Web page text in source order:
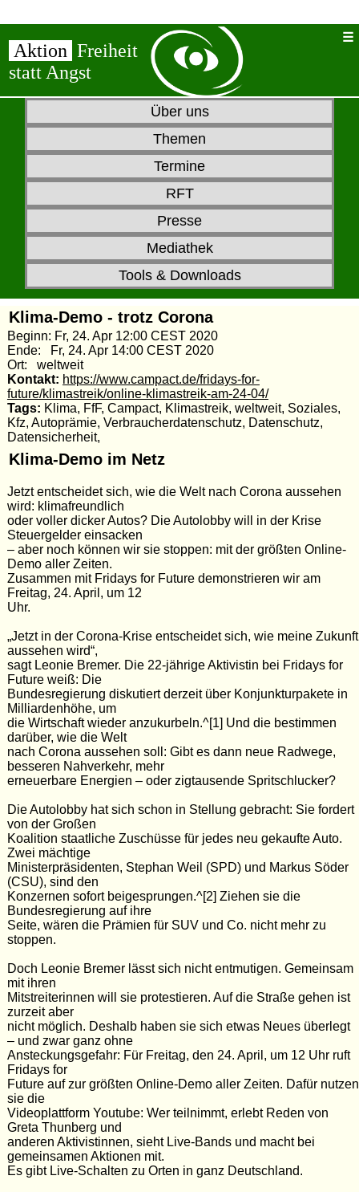
Aktion Freiheit
statt Angst
Über uns
Themen
Termine
RFT
Presse
Mediathek
Tools & Downloads
Klima-Demo - trotz Corona
Beginn: Fr, 24. Apr 12:00 CEST 2020
Ende: Fr, 24. Apr 14:00 CEST 2020
Ort: weltweit
Kontakt: https://www.campact.de/fridays-for-
future/klimastreik/online-klimastreik-am-24-04/
Tags: Klima, FfF, Campact, Klimastreik, weltweit, Soziales,
Kfz, Autoprämie, Verbraucherdatenschutz, Datenschutz,
Datensicherheit,
Klima-Demo im Netz
Jetzt entscheidet sich, wie die Welt nach Corona aussehen
wird: klimafreundlich
oder voller dicker Autos? Die Autolobby will in der Krise
Steuergelder einsacken
– aber noch können wir sie stoppen: mit der größten Online-
Demo aller Zeiten.
Zusammen mit Fridays for Future demonstrieren wir am
Freitag, 24. April, um 12
Uhr.
„Jetzt in der Corona-Krise entscheidet sich, wie meine Zukunft
aussehen wird“,
sagt Leonie Bremer. Die 22-jährige Aktivistin bei Fridays for
Future weiß: Die
Bundesregierung diskutiert derzeit über Konjunkturpakete in
Milliardenhöhe, um
die Wirtschaft wieder anzukurbeln.^[1] Und die bestimmen
darüber, wie die Welt
nach Corona aussehen soll: Gibt es dann neue Radwege,
besseren Nahverkehr, mehr
erneuerbare Energien – oder zigtausende Spritschlucker?
Die Autolobby hat sich schon in Stellung gebracht: Sie fordert
von der Großen
Koalition staatliche Zuschüsse für jedes neu gekaufte Auto.
Zwei mächtige
Ministerpräsidenten, Stephan Weil (SPD) und Markus Söder
(CSU), sind den
Konzernen sofort beigesprungen.^[2] Ziehen sie die
Bundesregierung auf ihre
Seite, wären die Prämien für SUV und Co. nicht mehr zu
stoppen.
Doch Leonie Bremer lässt sich nicht entmutigen. Gemeinsam
mit ihren
Mitstreiterinnen will sie protestieren. Auf die Straße gehen ist
zurzeit aber
nicht möglich. Deshalb haben sie sich etwas Neues überlegt
– und zwar ganz ohne
Ansteckungsgefahr: Für Freitag, den 24. April, um 12 Uhr ruft
Fridays for
Future auf zur größten Online-Demo aller Zeiten. Dafür nutzen
sie die
Videoplattform Youtube: Wer teilnimmt, erlebt Reden von
Greta Thunberg und
anderen Aktivistinnen, sieht Live-Bands und macht bei
gemeinsamen Aktionen mit.
Es gibt Live-Schalten zu Orten in ganz Deutschland.